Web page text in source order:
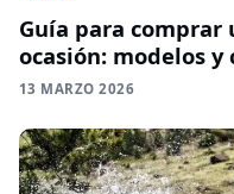
Guía para comprar
ocasión: modelos y
13 MARZO 2026